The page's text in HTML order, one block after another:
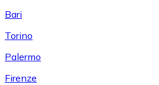
Bari
Torino
Palermo
Firenze